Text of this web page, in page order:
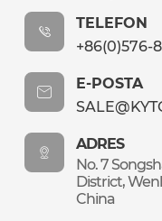
TELEFON
+86(0)576-
E-POSTA
ADRES
No. 7
District,
China